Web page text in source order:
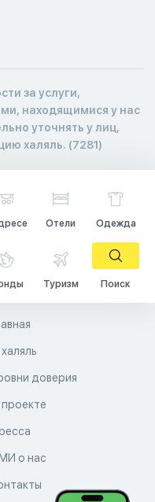
за услуги,
находящимися у нас
уточнять у лиц,
халяль. (7281)
Отели Одежда
Туризм Поиск
доверия
о нас